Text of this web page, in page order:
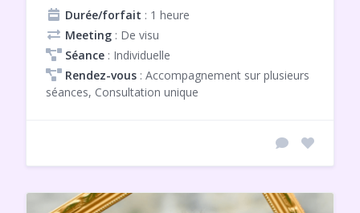
Durée/forfait : 1 heure
Meeting : De visu
Séance : Individuelle
Rendez-vous : Accompagnement sur plusieurs
séances, Consultation unique